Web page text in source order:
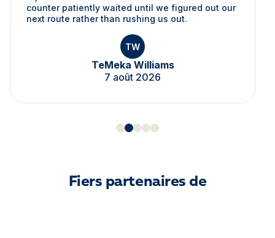
counter patiently waited until we figured out our
next route rather than rushing us out.
TW
TeMeka Williams
7 août 2026
Fiers partenaires de